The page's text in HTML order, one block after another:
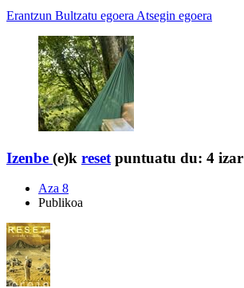
Erantzun Bultzatu egoera Atsegin egoera
Izenbe (e)k reset puntuatu du: 4 izar
Aza 8
Publikoa